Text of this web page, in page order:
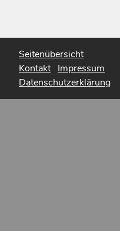
Seitenübersicht
Kontakt Impressum
Datenschutzerklärung